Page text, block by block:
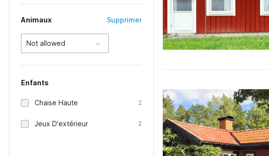
Animaux Supprimer
Not allowed
Enfants
Chaise Haute 2
Jeux D'extérieur 2